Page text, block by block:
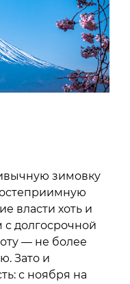
зимовку
власти хоть и
долгосрочной
— не более
Зато и
с ноября на